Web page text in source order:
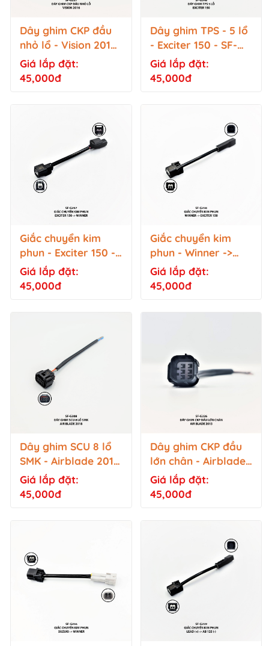
Dây ghim CKP đầu
nhỏ lổ - Vision 2016
- SF-G227
Giá lắp đặt:
45,000đ
Dây ghim TPS - 5 lổ
- Exciter 150 - SF-
G248
Giá lắp đặt:
45,000đ
Giắc chuyển kim
phun - Exciter 150 ->
Winner - SF-G257
Giá lắp đặt:
45,000đ
Giắc chuyển kim
phun - Winner ->
Exciter 150 - SF-
G258
Giá lắp đặt:
45,000đ
Dây ghim SCU 8 lổ
SMK - Airblade 2018
-SF-G308
Giá lắp đặt:
45,000đ
Dây ghim CKP đầu
lớn chân - Airblade
2013 - SF-G226
Giá lắp đặt:
45,000đ